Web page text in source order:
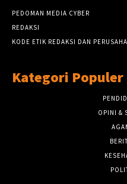
PEDOMAN MEDIA CYBER
REDAKSI
KODE ETIK REDAKSI DAN
Kategori Populer
OPINI &